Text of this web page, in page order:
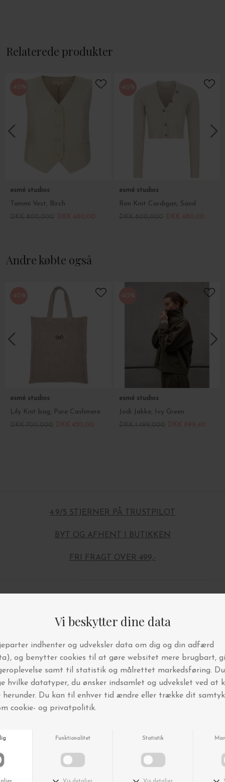
Relaterede produkter
-40%
esmé studios
Tammi Vest, Birch
-40%
esmé studios
Rim Knit Cardigan, Sand
Andre købte også
-40%
esmé studios
Lily Knit bag, Pure Cashmere
-40%
esmé studios
Jodi Jakke, Ivy Green
4.9/5 STJERNER PÅ TRUSTPILOT
BYT OG AFHENT I BUTIKKEN
FRI FRAGT OVER 499,-
Andre købte også
-40% -40%